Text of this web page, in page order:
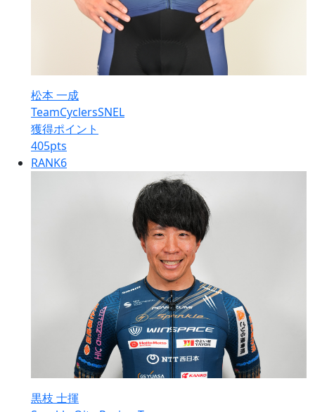
松本 一成
TeamCyclersSNEL
獲得ポイント
405pts
RANK6
黒枝 士揮